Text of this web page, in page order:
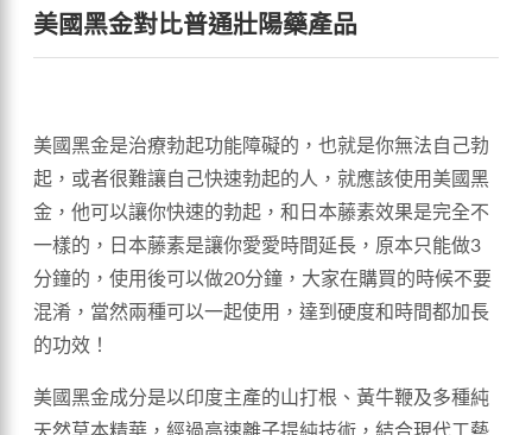
美國黑金對比普通壯陽藥產品
美國黑金是治療勃起功能障礙的，也就是你無法自己勃
起，或者很難讓自己快速勃起的人，就應該使用美國黑
金，他可以讓你快速的勃起，和日本藤素效果是完全不
一樣的，日本藤素是讓你愛愛時間延長，原本只能做3
分鐘的，使用後可以做20分鐘，大家在購買的時候不要
混淆，當然兩種可以一起使用，達到硬度和時間都加長
的功效！
美國黑金成分是以印度主產的山打根、黃牛鞭及多種純